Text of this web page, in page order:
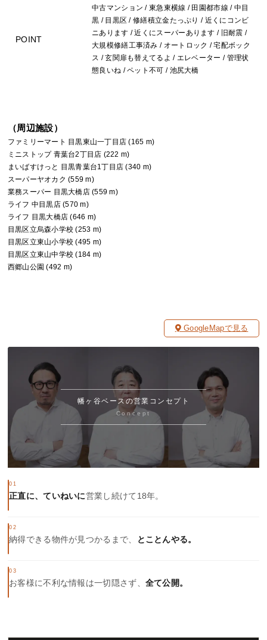
POINT
中古マンション / 東急東横線 / 田園都市線 / 中目
黒 / 目黒区 / 修繕積立金たっぷり / 近くにコンビ
ニあります / 近くにスーパーあります / 旧耐震 /
大規模修繕工事済み / オートロック / 宅配ボック
ス / 玄関扉も替えてるよ / エレベーター / 管理状
態良いね / ペット不可 / 池尻大橋
（周辺施設）
ファミリーマート 目黒東山一丁目店 (165 m)
ミニストップ 青葉台2丁目店 (222 m)
まいばすけっと 目黒青葉台1丁目店 (340 m)
スーパーヤオカク (559 m)
業務スーパー 目黒大橋店 (559 m)
ライフ 中目黒店 (570 m)
ライフ 目黒大橋店 (646 m)
目黒区立烏森小学校 (253 m)
目黒区立東山小学校 (495 m)
目黒区立東山中学校 (184 m)
西郷山公園 (492 m)
GoogleMapで見る
幡ヶ谷ベースの営業コンセプト
Concept
01
正直に、ていねいに営業し続けて18年。
02
納得できる物件が見つかるまで、 とことんやる。
03
お客様に不利な情報は一切隠さず、 全て公開。